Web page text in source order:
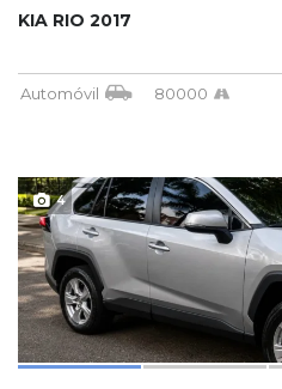
KIA RIO 2017
Automóvil 80000
4